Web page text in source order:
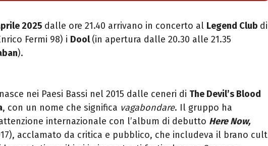
2025 dalle ore 21.40 arrivano in concerto al Legend Club di
Fermi 98) i Dool(in apertura dalle 20.30 alle 21.35
).
nei Paesi Bassi nel 2015 dalle ceneri di The Devil’s Blood
, con un nome che significa vagabondare. Il gruppo ha
internazionale con l’album di debutto Here Now,
acclamato da critica e pubblico, che includeva il brano cult